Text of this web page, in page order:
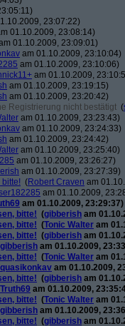
23:07:22)
01.10.2009, 23:08:14)
01.10.2009, 23:09:01)
am 01.10.2009, 23:10:04)
am 01.10.2009, 23:10:06)
am 01.10.2009,
am 01.10.2009, 23:19:15)
am 01.10.2009, 23:20:42)
Registrierung nicht bestätigt (
am 01.10.2009, 23:23:43)
am 01.10.2009, 23:24:33)
am 01.10.2009, 23:24:42)
am 01.10.2009, 23:25:40)
am 01.10.2009, 23:26:27)
am 01.10.2009, 23:27:39)
(Robert Craven am
am 01.10.2009,
am 01.10.2009, 23:29:37)
bitte! (gibberish am
bitte! (Tonic Walter am
bitte! (gibberish am
gibberish am 01.10.2009,
bitte! (Tonic Walter am
quasikonkav am 01.10.2009,
bitte! (gibberish am
Truth69 am 01.10.2009,
bitte! (Tonic Walter am
gibberish am 01.10.2009,
bitte! (gibberish am